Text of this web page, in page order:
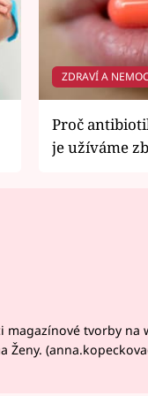
ZDRAVÍ A
Proč
je užíváme
tvorby na
Ženy.